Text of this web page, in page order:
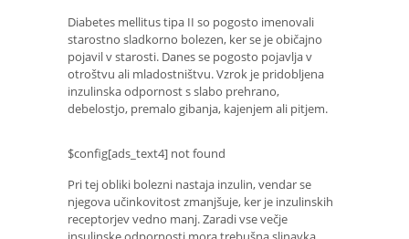
Diabetes mellitus tipa II so pogosto imenovali
starostno sladkorno bolezen, ker se je običajno
pojavil v starosti. Danes se pogosto pojavlja v
otroštvu ali mladostništvu. Vzrok je pridobljena
inzulinska odpornost s slabo prehrano,
debelostjo, premalo gibanja, kajenjem ali pitjem.
$config[ads_text4] not found
Pri tej obliki bolezni nastaja inzulin, vendar se
njegova učinkovitost zmanjšuje, ker je inzulinskih
receptorjev vedno manj. Zaradi vse večje